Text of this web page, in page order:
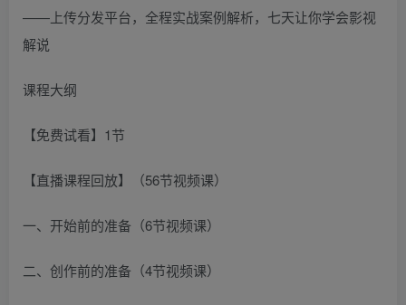
——上传分发平台，全程实战案例解析，七天让你学会影视
解说
课程大纲
【免费试看】1节
【直播课程回放】（56节视频课）
一、开始前的准备（6节视频课）
二、创作前的准备（4节视频课）